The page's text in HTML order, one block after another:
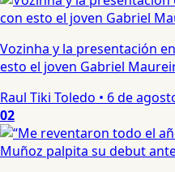
Vozinha y la presentación
esto el joven Gabriel
Raul Tiki Toledo • 6 de
02